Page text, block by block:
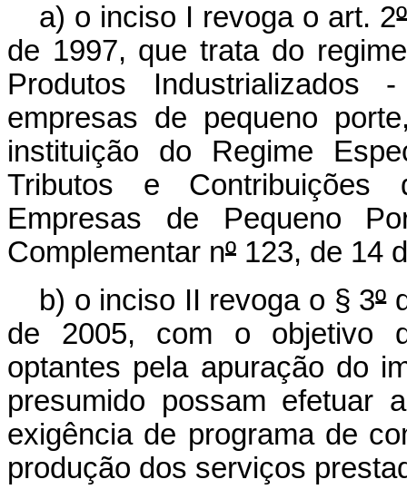
a) o inciso I revoga o art. 2º
de 1997, que trata do
Produtos
empresas de pequeno
instituição do Regime
Tributos e Contribuições
Empresas de Pequeno
Complementar nº 123, de 14
b) o inciso II revoga o § 3º
de 2005, com o objetivo
optantes pela apuração do
presumido possam efetuar
exigência de programa de
produção dos serviços